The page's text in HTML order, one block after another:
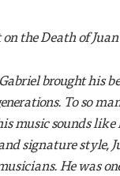
the Death of
brought his
To so
music sounds
signature style,
He was